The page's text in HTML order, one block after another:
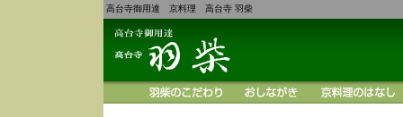
高台寺御用達 京料理 高台寺 羽柴